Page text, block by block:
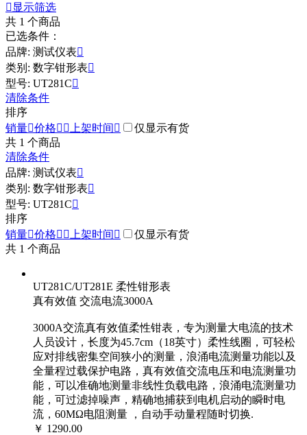
 显示筛选
共 1 个商品
已选条件：
品牌: 测试仪表
类别: 数字钳形表
型号: UT281C
清除条件
排序
销量价格  上架时间 
仅显示有货
共 1 个商品
清除条件
品牌: 测试仪表
类别: 数字钳形表
型号: UT281C
排序
销量价格  上架时间 
仅显示有货
共 1 个商品
UT281C/UT281E 柔性钳形表
真有效值 交流电流3000A
3000A交流真有效值柔性钳表，专为测量大电流的技术
人员设计，长度为45.7cm（18英寸）柔性线圈，可轻松
应对排线密集空间狭小的测量，浪涌电流测量功能以及
全量程过载保护电路，真有效值交流电压和电流测量功
能，可以准确地测量非线性负载电路，浪涌电流测量功
能，可过滤掉噪声，精确地捕获到电机启动的瞬时电
流，60MΩ电阻测量 ，自动手动量程随时切换.
￥ 1290.00